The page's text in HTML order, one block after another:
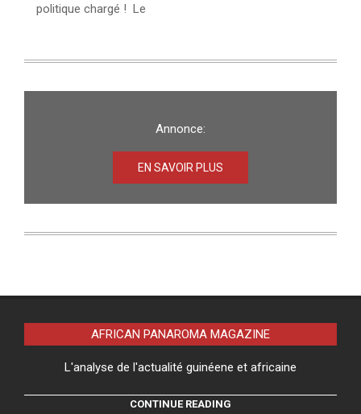
politique chargé ! Le
Annonce:
EN SAVOIR PLUS
AFRICAN PANAROMA MAGAZINE
L'analyse de l'actualité guinéene et africaine
CONTINUE READING